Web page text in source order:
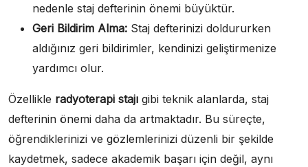
nedenle staj defterinin önemi büyüktür.
Geri Bildirim Alma: Staj defterinizi doldururken
aldığınız geri bildirimler, kendinizi geliştirmenize
yardımcı olur.
Özellikle radyoterapi stajı gibi teknik alanlarda, staj
defterinin önemi daha da artmaktadır. Bu süreçte,
öğrendiklerinizi ve gözlemlerinizi düzenli bir şekilde
kaydetmek, sadece akademik başarı için değil, aynı